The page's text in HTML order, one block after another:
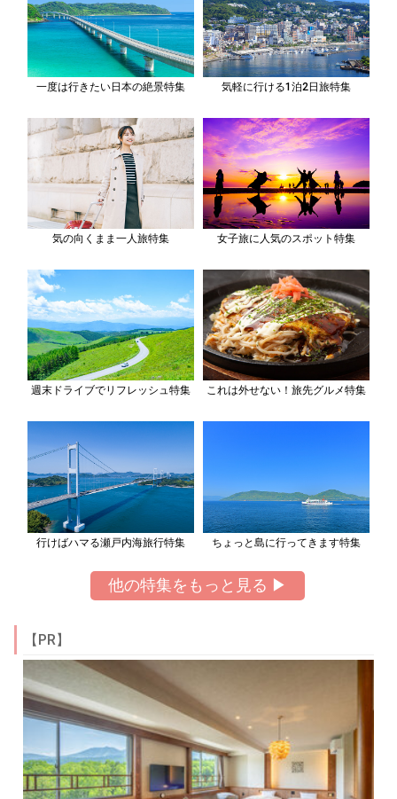
一度は行きたい日本の絶景特集 気軽に行ける1泊2日旅特集
気の向くまま一人旅特集 女子旅に人気のスポット特集
週末ドライブでリフレッシュ特集 これは外せない！旅先グルメ特集
行けばハマる瀬戸内海旅行特集 ちょっと島に行ってきます特集
他の特集をもっと見る ▶
【PR】